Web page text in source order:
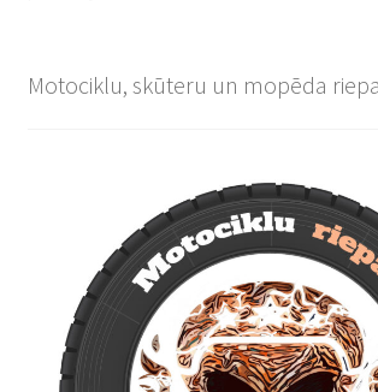
Motociklu, skūteru un mopēda